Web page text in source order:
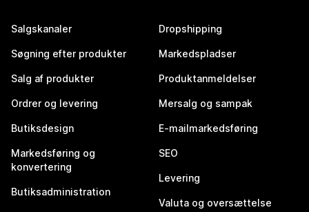
Salgskanaler
Søgning efter produkter
Salg af produkter
Ordrer og levering
Butiksdesign
Markedsføring og
konvertering
Butiksadministration
Dropshipping
Markedspladser
Produktanmeldelser
Mersalg og sampak
E-mailmarkedsføring
SEO
Levering
Valuta og oversættelse